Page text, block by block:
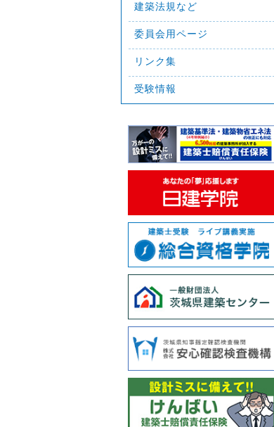
建築法規など
委員会用ページ
リンク集
受験情報